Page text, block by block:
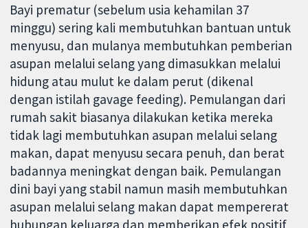
Bayi prematur (sebelum usia kehamilan 37
minggu) sering kali membutuhkan bantuan untuk
menyusu, dan mulanya membutuhkan pemberian
asupan melalui selang yang dimasukkan melalui
hidung atau mulut ke dalam perut (dikenal
dengan istilah gavage feeding). Pemulangan dari
rumah sakit biasanya dilakukan ketika mereka
tidak lagi membutuhkan asupan melalui selang
makan, dapat menyusu secara penuh, dan berat
badannya meningkat dengan baik. Pemulangan
dini bayi yang stabil namun masih membutuhkan
asupan melalui selang makan dapat mempererat
hubungan keluarga dan memberikan efek positif